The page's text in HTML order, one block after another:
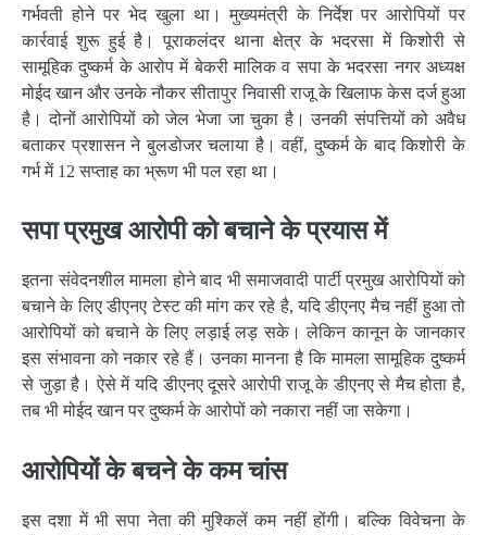
गर्भवती होने पर भेद खुला था। मुख्यमंत्री के निर्देश पर आरोपियों पर
कार्रवाई शुरू हुई है। पूराकलंदर थाना क्षेत्र के भदरसा में किशोरी से
सामूहिक दुष्कर्म के आरोप में बेकरी मालिक व सपा के भदरसा नगर अध्यक्ष
मोईद खान और उनके नौकर सीतापुर निवासी राजू के खिलाफ केस दर्ज हुआ
है। दोनों आरोपियों को जेल भेजा जा चुका है। उनकी संपत्तियों को अवैध
बताकर प्रशासन ने बुलडोजर चलाया है। वहीं, दुष्कर्म के बाद किशोरी के
गर्भ में 12 सप्ताह का भ्रूण भी पल रहा था।
सपा प्रमुख आरोपी को बचाने के प्रयास में
इतना संवेदनशील मामला होने बाद भी समाजवादी पार्टी प्रमुख आरोपियों को
बचाने के लिए डीएनए टेस्ट की मांग कर रहे है, यदि डीएनए मैच नहीं हुआ तो
आरोपियों को बचाने के लिए लड़ाई लड़ सके। लेकिन कानून के जानकार
इस संभावना को नकार रहे हैं। उनका मानना है कि मामला सामूहिक दुष्कर्म
से जुड़ा है। ऐसे में यदि डीएनए दूसरे आरोपी राजू के डीएनए से मैच होता है,
तब भी मोईद खान पर दुष्कर्म के आरोपों को नकारा नहीं जा सकेगा।
आरोपियों के बचने के कम चांस
इस दशा में भी सपा नेता की मुश्किलें कम नहीं होंगी। बल्कि विवेचना के